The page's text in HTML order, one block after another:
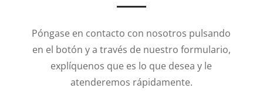
Póngase en contacto con nosotros pulsando
en el botón y a través de nuestro formulario,
explíquenos que es lo que desea y le
atenderemos rápidamente.